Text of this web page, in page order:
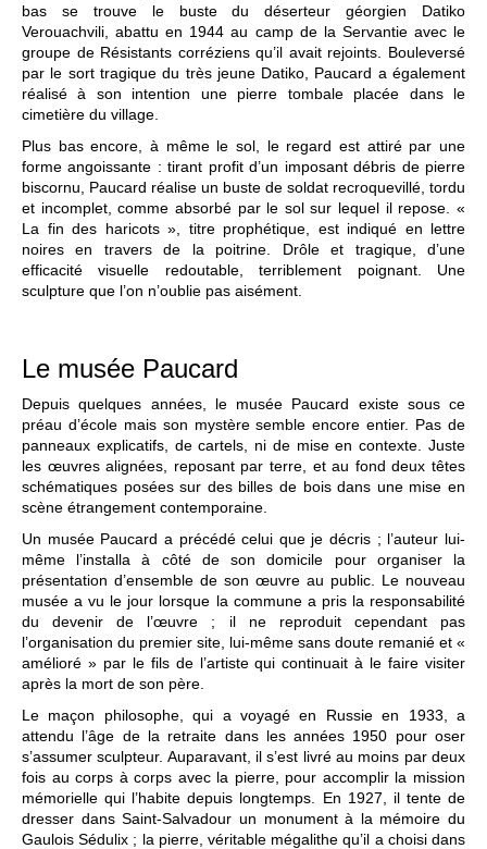
bas se trouve le buste du déserteur géorgien Datiko
Verouachvili, abattu en 1944 au camp de la Servantie avec le
groupe de Résistants corréziens qu’il avait rejoints. Bouleversé
par le sort tragique du très jeune Datiko, Paucard a également
réalisé à son intention une pierre tombale placée dans le
cimetière du village.
Plus bas encore, à même le sol, le regard est attiré par une
forme angoissante : tirant profit d’un imposant débris de pierre
biscornu, Paucard réalise un buste de soldat recroquevillé, tordu
et incomplet, comme absorbé par le sol sur lequel il repose. «
La fin des haricots », titre prophétique, est indiqué en lettre
noires en travers de la poitrine. Drôle et tragique, d’une
efficacité visuelle redoutable, terriblement poignant. Une
sculpture que l’on n’oublie pas aisément.
Le musée Paucard
Depuis quelques années, le musée Paucard existe sous ce
préau d’école mais son mystère semble encore entier. Pas de
panneaux explicatifs, de cartels, ni de mise en contexte. Juste
les œuvres alignées, reposant par terre, et au fond deux têtes
schématiques posées sur des billes de bois dans une mise en
scène étrangement contemporaine.
Un musée Paucard a précédé celui que je décris ; l’auteur lui-
même l’installa à côté de son domicile pour organiser la
présentation d’ensemble de son œuvre au public. Le nouveau
musée a vu le jour lorsque la commune a pris la responsabilité
du devenir de l’œuvre ; il ne reproduit cependant pas
l’organisation du premier site, lui-même sans doute remanié et «
amélioré » par le fils de l’artiste qui continuait à le faire visiter
après la mort de son père.
Le maçon philosophe, qui a voyagé en Russie en 1933, a
attendu l’âge de la retraite dans les années 1950 pour oser
s’assumer sculpteur. Auparavant, il s’est livré au moins par deux
fois au corps à corps avec la pierre, pour accomplir la mission
mémorielle qui l’habite depuis longtemps. En 1927, il tente de
dresser dans Saint-Salvadour un monument à la mémoire du
Gaulois Sédulix ; la pierre, véritable mégalithe qu’il a choisi dans